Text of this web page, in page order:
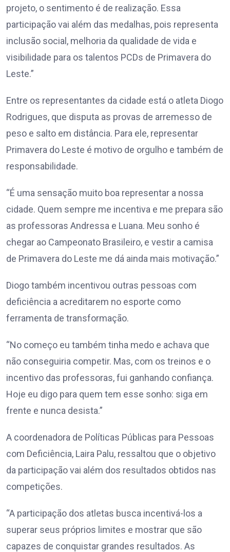
projeto, o sentimento é de realização. Essa
participação vai além das medalhas, pois representa
inclusão social, melhoria da qualidade de vida e
visibilidade para os talentos PCDs de Primavera do
Leste.”
Entre os representantes da cidade está o atleta Diogo
Rodrigues, que disputa as provas de arremesso de
peso e salto em distância. Para ele, representar
Primavera do Leste é motivo de orgulho e também de
responsabilidade.
“É uma sensação muito boa representar a nossa
cidade. Quem sempre me incentiva e me prepara são
as professoras Andressa e Luana. Meu sonho é
chegar ao Campeonato Brasileiro, e vestir a camisa
de Primavera do Leste me dá ainda mais motivação.”
Diogo também incentivou outras pessoas com
deficiência a acreditarem no esporte como
ferramenta de transformação.
“No começo eu também tinha medo e achava que
não conseguiria competir. Mas, com os treinos e o
incentivo das professoras, fui ganhando confiança.
Hoje eu digo para quem tem esse sonho: siga em
frente e nunca desista.”
A coordenadora de Políticas Públicas para Pessoas
com Deficiência, Laira Palu, ressaltou que o objetivo
da participação vai além dos resultados obtidos nas
competições.
“A participação dos atletas busca incentivá-los a
superar seus próprios limites e mostrar que são
capazes de conquistar grandes resultados. As